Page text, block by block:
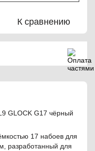
К сравнению
GLOCK G17 чёрный
17 набоев для
разработанный для